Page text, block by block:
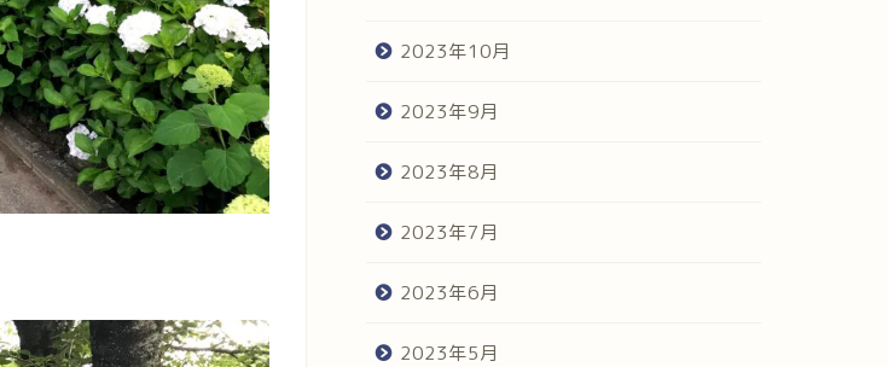
2023年10月
2023年9月
2023年8月
2023年7月
2023年6月
2023年5月